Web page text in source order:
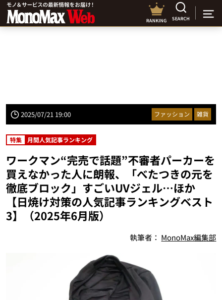
RANKING SEARCH
2025/07/21 19:00 ファッション 雑貨
特集 月間人気記事ランキング
ワークマン“完売で話題”不審者パーカーを
買えなかった人に朗報、「べたつきの元を
徹底ブロック」すごいUVジェル…ほか
【日焼け対策の人気記事ランキングベスト
3】（2025年6月版）
執筆者： MonoMax編集部